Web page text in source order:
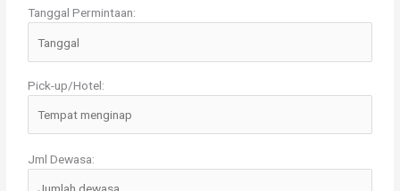
Tanggal Permintaan:
Pick-up/Hotel:
Jml Dewasa: